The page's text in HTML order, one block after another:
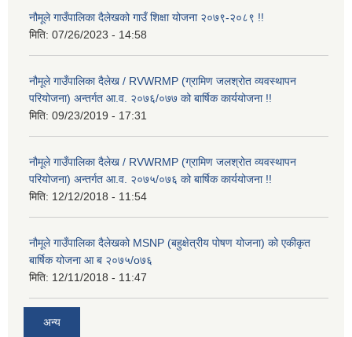
नौमूले गाउँपालिका दैलेखको गाउँ शिक्षा योजना २०७९-२०८९ !!
मिति: 07/26/2023 - 14:58
नौमूले गाउँपालिका दैलेख / RVWRMP (ग्रामिण जलश्रोत व्यवस्थापन
परियोजना) अन्तर्गत आ.व. २०७६/०७७ को बार्षिक कार्ययोजना !!
मिति: 09/23/2019 - 17:31
नौमूले गाउँपालिका दैलेख / RVWRMP (ग्रामिण जलश्रोत व्यवस्थापन
परियोजना) अन्तर्गत आ.व. २०७५/०७६ को बार्षिक कार्ययोजना !!
मिति: 12/12/2018 - 11:54
नौमूले गाउँपालिका दैलेखको MSNP (बहुक्षेत्रीय पोषण योजना) को एकीकृत
बार्षिक योजना आ ब २०७५/o७६
मिति: 12/11/2018 - 11:47
अन्य